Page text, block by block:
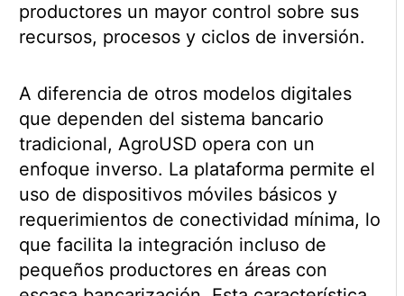
productores un mayor control sobre sus
recursos, procesos y ciclos de inversión.
A diferencia de otros modelos digitales
que dependen del sistema bancario
tradicional, AgroUSD opera con un
enfoque inverso. La plataforma permite el
uso de dispositivos móviles básicos y
requerimientos de conectividad mínima, lo
que facilita la integración incluso de
pequeños productores en áreas con